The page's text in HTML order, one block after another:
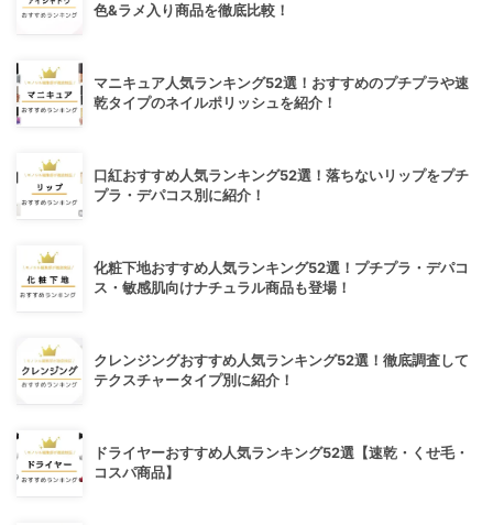
色&ラメ入り商品を徹底比較！
マニキュア人気ランキング52選！おすすめのプチプラや速
乾タイプのネイルポリッシュを紹介！
口紅おすすめ人気ランキング52選！落ちないリップをプチ
プラ・デパコス別に紹介！
化粧下地おすすめ人気ランキング52選！プチプラ・デパコ
ス・敏感肌向けナチュラル商品も登場！
クレンジングおすすめ人気ランキング52選！徹底調査して
テクスチャータイプ別に紹介！
ドライヤーおすすめ人気ランキング52選【速乾・くせ毛・
コスパ商品】